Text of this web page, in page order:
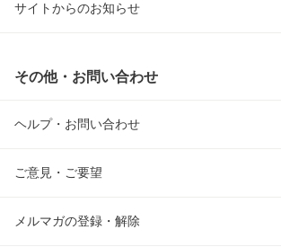
サイトからのお知らせ
その他・お問い合わせ
ヘルプ・お問い合わせ
ご意見・ご要望
メルマガの登録・解除